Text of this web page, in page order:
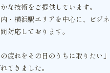
な技術をご提供しています。
・横浜駅エリアを中心に、ビジネ
対応しております。
疲れをその日のうちに取りたい」
てきました。